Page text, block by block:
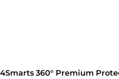
4Smarts 360° Premium